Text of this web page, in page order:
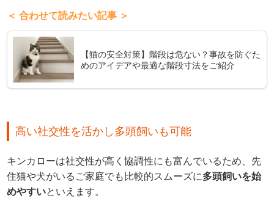
＜ 合わせて読みたい記事 ＞
【猫の安全対策】階段は危ない？事故を防ぐた
めのアイデアや最適な階段寸法をご紹介
高い社交性を活かし多頭飼いも可能
キンカローは社交性が高く協調性にも富んでいるため、先
住猫や犬がいるご家庭でも比較的スムーズに多頭飼いを始
めやすいといえます。